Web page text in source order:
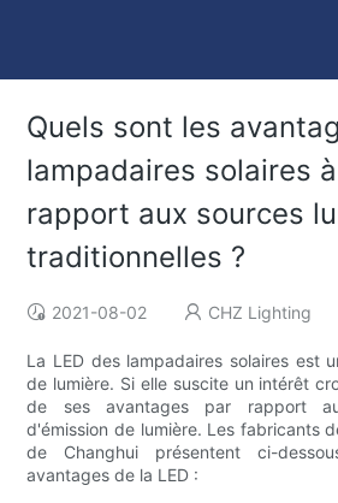
Quels sont les
lampadaires solaires
rapport aux sources
traditionnelles ?
2021-08-02 CHZ Lighting
La LED des lampadaires solaires est
de lumière. Si elle suscite un intérêt
de ses avantages par rapport
d'émission de lumière. Les fabricants
de Changhui présentent ci-
avantages de la LED :